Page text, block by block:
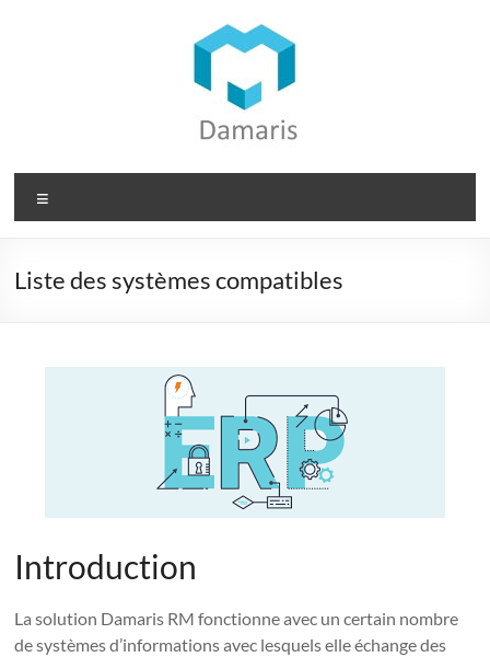
Damaris
Groupe
des
Liste des systèmes compatibles
Introduction
La solution Damaris RM fonctionne avec un certain nombre
de systèmes d’informations avec lesquels elle échange des